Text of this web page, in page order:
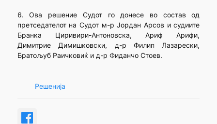
6. Ова решение Судот го донесе во состав од
претседателот на Судот м-р Јордан Арсов и судиите
Бранка Циривири-Антоновска, Ариф Арифи,
Димитрие Димишковски, д-р Филип Лазарески,
Братољуб Раичковиќ и д-р Фиданчо Стоев.
Решенија